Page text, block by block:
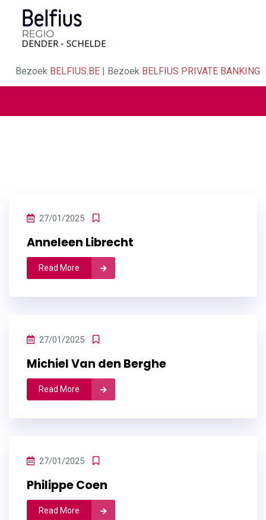
Bezoek BELFIUS.BE | Bezoek BELFIUS PRIVATE BANKING
27/01/2025
Anneleen Librecht
Read More
27/01/2025
Michiel Van den Berghe
Read More
27/01/2025
Philippe Coen
Read More